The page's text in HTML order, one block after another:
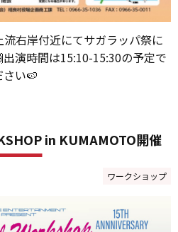
右岸付近にてサガラッパ祭に
演時間は15:10-15:30の予定で
い🍉
in KUMAMOTO開催
ワークショップ